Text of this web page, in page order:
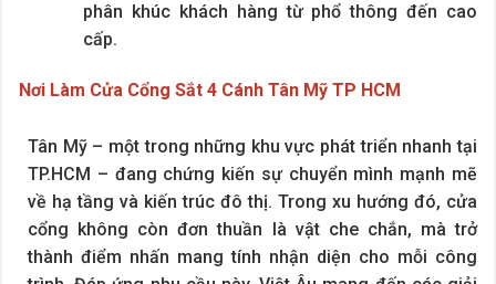
phân khúc khách hàng từ phổ thông đến cao
cấp.
Nơi Làm Cửa Cổng Sắt 4 Cánh Tân Mỹ TP HCM
Tân Mỹ – một trong những khu vực phát triển nhanh tại
TP.HCM – đang chứng kiến sự chuyển mình mạnh mẽ
về hạ tầng và kiến trúc đô thị. Trong xu hướng đó, cửa
cổng không còn đơn thuần là vật che chắn, mà trở
thành điểm nhấn mang tính nhận diện cho mỗi công